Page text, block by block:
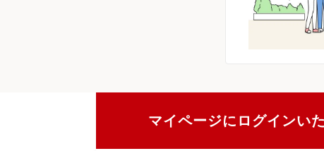
マイページにログインい